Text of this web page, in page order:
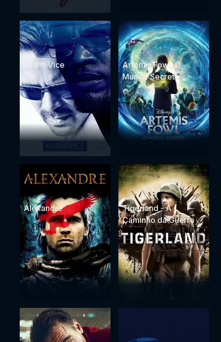
Miami Vice
Artemis Fowl: O
Mundo Secreto
Alexandre
Tigerland - A
Caminho da Guerra